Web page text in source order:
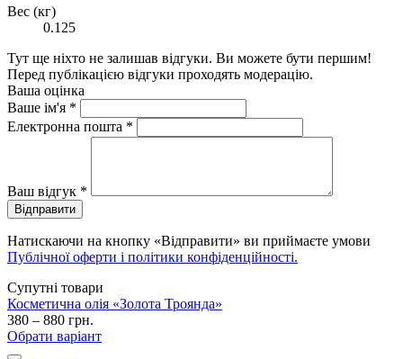
Вес (кг)
0.125
Тут ще ніхто не залишав відгуки. Ви можете бути першим!
Перед публікацією відгуки проходять модерацію.
Ваша оцінка
Ваше ім'я *
Електронна пошта *
Ваш відгук *
Відправити
Натискаючи на кнопку «Відправити» ви приймаєте умови
Публічної оферти і політики конфіденційності.
Супутні товари
Косметична олія «Золота Троянда»
380 – 880 грн.
Обрати варіант